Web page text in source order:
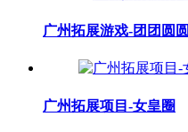
广州拓展游戏-团团圆圆
广州拓展项目-女皇圈